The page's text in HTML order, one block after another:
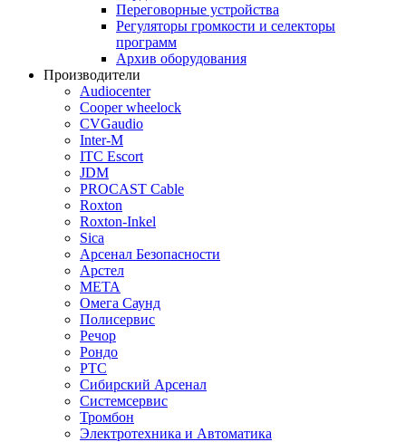
Переговорные устройства
Регуляторы громкости и селекторы
программ
Архив оборудования
Производители
Audiocenter
Cooper wheelock
CVGaudio
Inter-M
ITC Escort
JDM
PROCAST Cable
Roxton
Roxton-Inkel
Sica
Арсенал Безопасности
Арстел
МЕТА
Омега Саунд
Полисервис
Речор
Рондо
РТС
Сибирский Арсенал
Системсервис
Тромбон
Электротехника и Автоматика